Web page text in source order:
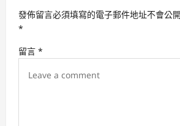
a
t
i
發佈留言必須填寫的電子郵件地址不會公
*
留言 *